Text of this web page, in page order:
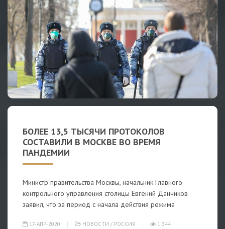
БОЛЕЕ 13,5 ТЫСЯЧИ ПРОТОКОЛОВ
СОСТАВИЛИ В МОСКВЕ ВО ВРЕМЯ
ПАНДЕМИИ
Министр правительства Москвы, начальник Главного
контрольного управления столицы Евгений Данчиков
заявил, что за период с начала действия режима
17-АПР-2020 НОВОСТИ / РОССИЯ 1 344